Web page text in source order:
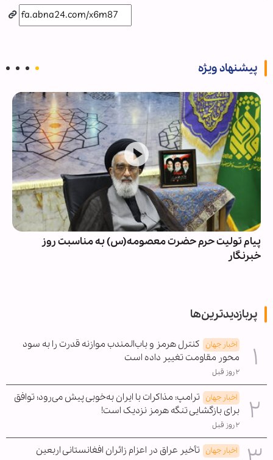
پیشنهاد ویژه
پیام تولیت حرم حضرت معصومه(س) به مناسبت روز
خبرنگار
پربازدیدترین‌ها
اخبار جهان کنترل هرمز و باب‌المندب موازنه قدرت را به سود
محور مقاومت تغییر داده است
۲ روز قبل
اخبار جهان ترامپ: مذاکرات با ایران به‌خوبی پیش می‌رود؛ توافق
برای بازگشایی تنگه هرمز نزدیک است!
۲ روز قبل
اخبار جهان تأخیر عراق در اعزام زائران افغانستانی اربعین